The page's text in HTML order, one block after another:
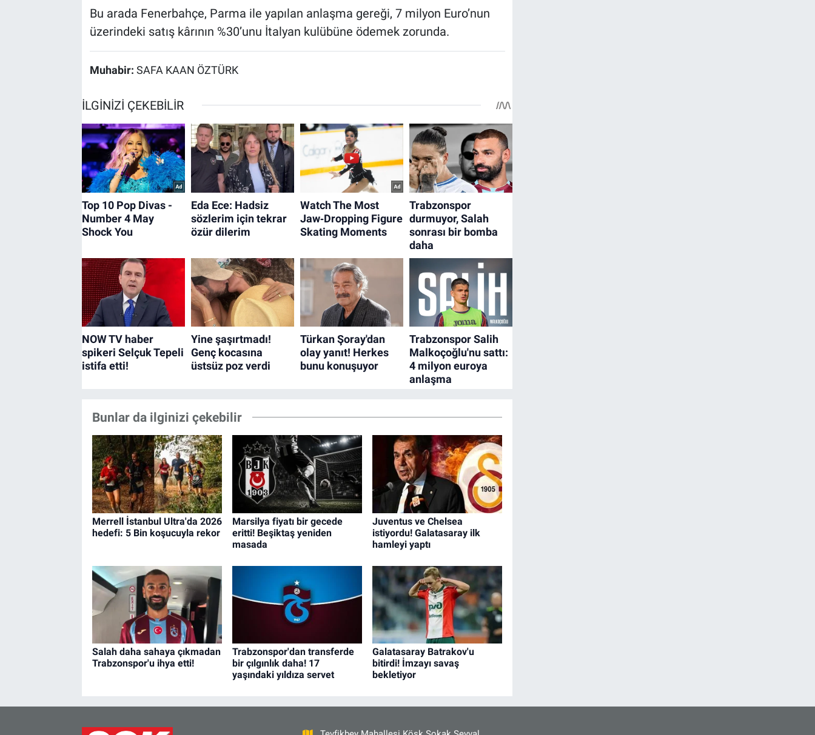
Bu arada Fenerbahçe, Parma ile yapılan anlaşma gereği, 7 milyon Euro’nun
üzerindeki satış kârının %30’unu İtalyan kulübüne ödemek zorunda.
Muhabir: SAFA KAAN ÖZTÜRK
Bunlar da ilginizi çekebilir
Merrell İstanbul Ultra'da 2026
hedefi: 5 Bin koşucuyla rekor
Marsilya fiyatı bir gecede
eritti! Beşiktaş yeniden
masada
Juventus ve Chelsea
istiyordu! Galatasaray ilk
hamleyi yaptı
Salah daha sahaya çıkmadan
Trabzonspor'u ihya etti!
Trabzonspor'dan transferde
bir çılgınlık daha! 17
yaşındaki yıldıza servet
Galatasaray Batrakov'u
bitirdi! İmzayı savaş
bekletiyor